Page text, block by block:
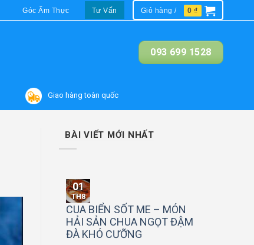
Góc Ẩm Thực Tư Vấn Giỏ hàng / 0 ₫
093 699 1528
Giao hàng toàn quốc
BÀI VIẾT MỚI NHẤT
01
TH8
CUA BIỂN SỐT ME – MÓN
HẢI SẢN CHUA NGỌT ĐẬM
ĐÀ KHÓ CƯỠNG